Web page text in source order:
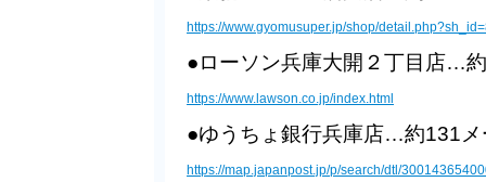
https://www.gyomusuper.jp/shop/
●ローソン兵庫大開２丁目店…
https://www.lawson.co.jp/index.html
●ゆうちょ銀行兵庫店…約131メ
https://map.japanpost.jp/p/search/dtl/